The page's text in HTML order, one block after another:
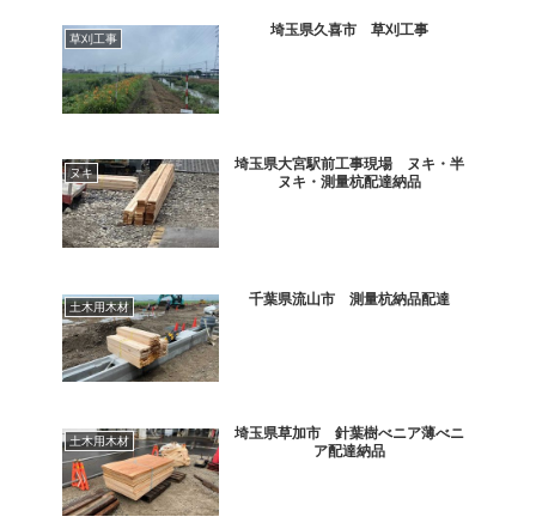
草刈工事 埼玉県久喜市 草刈工事
ヌキ
埼玉県大宮駅前工事現場 ヌキ・半
ヌキ・測量杭配達納品
土木用木材 千葉県流山市 測量杭納品配達
土木用木材
埼玉県草加市 針葉樹べニア薄べニ
ア配達納品